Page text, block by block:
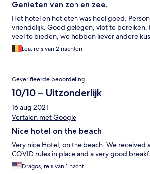
Genieten van zon en zee.
Het hotel en het eten was heel goed.
vriendelijk. Goed gelegen, vlot te bereiken.
veel te bieden, we hebben liever andere
Lea, reis van 2 nachten
Geverifieerde beoordeling
10/10 – Uitzonderlijk
16 aug 2021
Vertalen met Google
Nice hotel on the beach
Very nice Hotel, on the beach. We received
COVID rules in place and a very good
Dragos, reis van 1 nacht